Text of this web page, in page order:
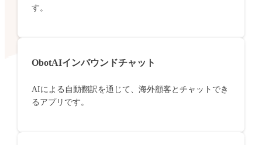
す。
ObotAIインバウンドチャット
AIによる自動翻訳を通じて、海外顧客とチャットでき
るアプリです。